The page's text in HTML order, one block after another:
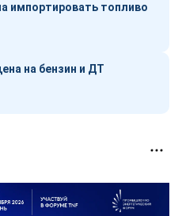
импортировать топливо
на бензин и ДТ